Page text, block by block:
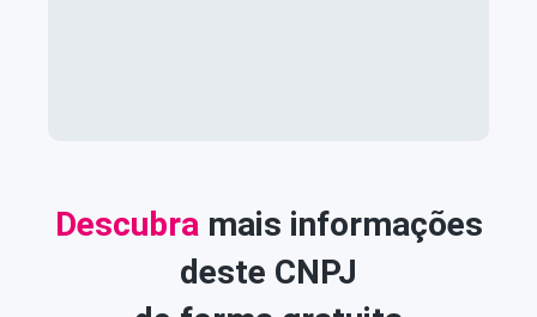
Descubra mais informações
deste CNPJ